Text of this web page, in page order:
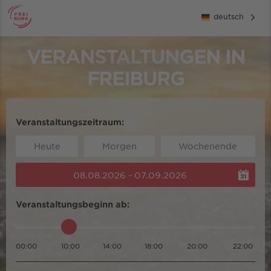
deutsch
VERANSTALTUNGEN IN
FREIBURG
Veranstaltungszeitraum:
Heute Morgen Wochenende
08.08.2026 - 07.09.2026
Veranstaltungsbeginn ab:
00:00 10:00 14:00 18:00 20:00 22:00